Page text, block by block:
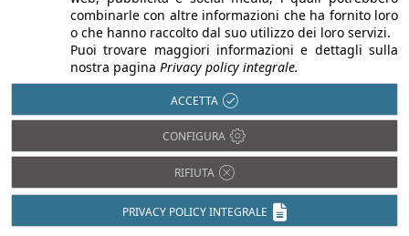
Barriere
Architettoniche
Domotica
Efficienza
energetica
Isolamento termico
Luce in Architettura
Prevenzione
incendi
Ristrutturazioni
Sostenibilità e
combinarle con altre informazioni che ha fornito loro
o che hanno raccolto dal suo utilizzo dei loro servizi.
Puoi trovare maggiori informazioni e dettagli sulla
nostra pagina Privacy policy integrale.
ACCETTA
CONFIGURA
RIFIUTA
PRIVACY POLICY INTEGRALE